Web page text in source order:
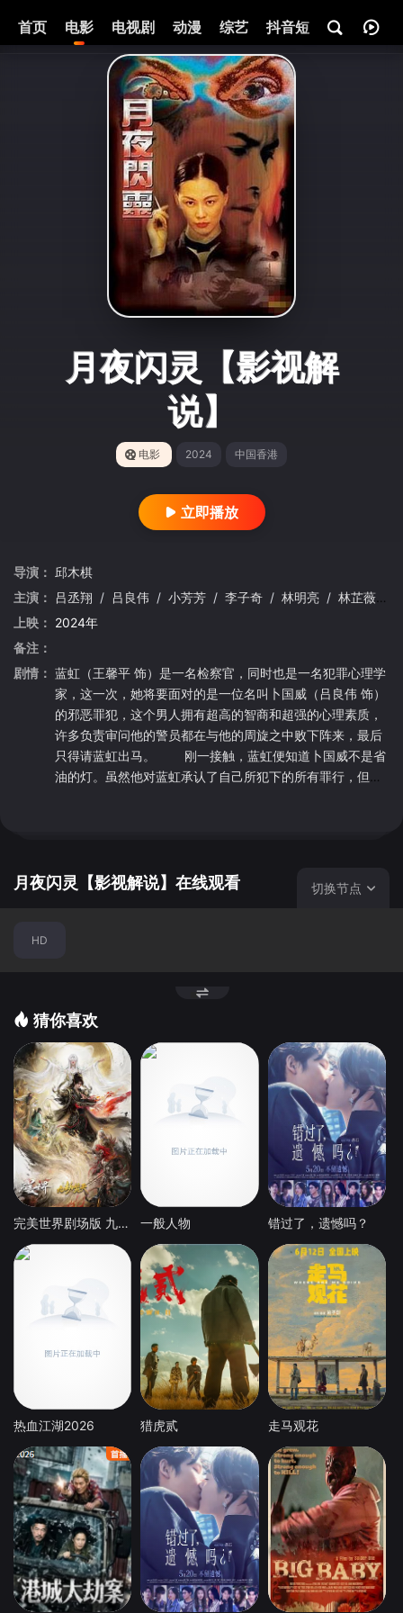
首页 电影 电视剧 动漫 综艺 抖音短剧 即将热映
月夜闪灵【影视解
说】
电影 2024 中国香港
立即播放
导演： 邱木棋
主演：
吕丞翔 / 吕良伟 / 小芳芳 / 李子奇 / 林明亮 / 林芷薇
上映： 2024年
备注：
剧情： 蓝虹（王馨平 饰）是一名检察官，同时也是一名犯罪心理学
家，这一次，她将要面对的是一位名叫卜国威（吕良伟 饰）
的邪恶罪犯，这个男人拥有超高的智商和超强的心理素质，
许多负责审问他的警员都在与他的周旋之中败下阵来，最后
只得请蓝虹出马。 刚一接触，蓝虹便知道卜国威不是省
油的灯。虽然他对蓝虹承认了自己所犯下的所有罪行，但却
失去了理智。
月夜闪灵【影视解说】在线观看 切换节点
HD
猜你喜欢
完美世界剧场版 九劫焚天 一般人物 错过了，遗憾吗？
热血江湖2026 猎虎贰 走马观花